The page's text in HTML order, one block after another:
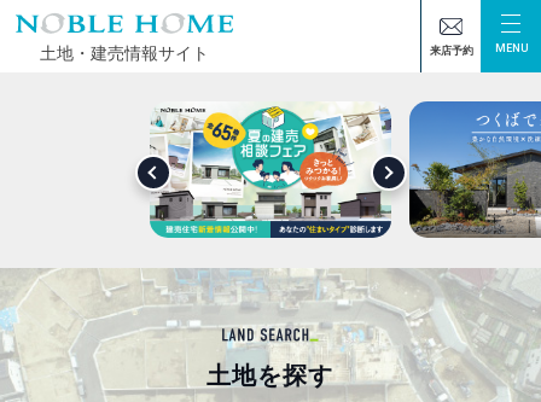
土地・建売情報サイト 来店予約 MENU
土地を探す